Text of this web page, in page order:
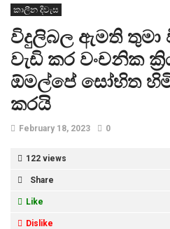
කාලීන දිවැස
විදුලිබල ඇමති තුමා
වැඩි කර වංචනික
ඕමල්පේ සෝභිත
කරයි
February 18, 2023 0
122 views
Share
Like
Dislike